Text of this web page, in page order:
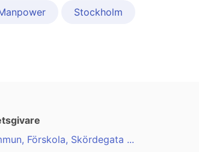
Stockholm
Förskola, Skördegata ...